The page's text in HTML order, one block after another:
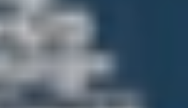
Edwards